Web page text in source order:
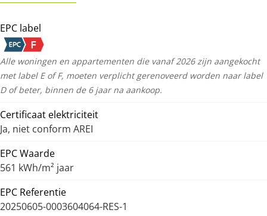
EPC label
Alle woningen en appartementen die vanaf 2026 zijn aangekocht
met label E of F, moeten verplicht gerenoveerd worden naar label
D of beter, binnen de 6 jaar na aankoop.
Certificaat elektriciteit
Ja, niet conform AREI
EPC Waarde
561 kWh/m² jaar
EPC Referentie
20250605-0003604064-RES-1